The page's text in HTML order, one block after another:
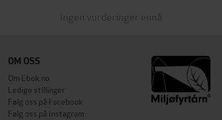
Ingen vurderinger ennå
OM OSS
Om Ebok.no
Ledige stillinger
Følg oss på Facebook
Følg oss på Instagram